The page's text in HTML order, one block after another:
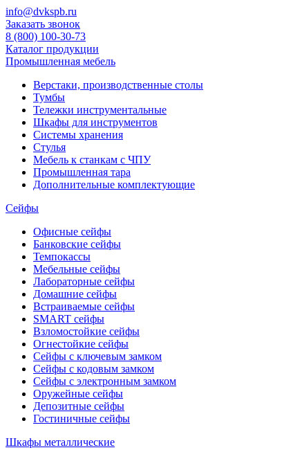
info@dvkspb.ru
Заказать звонок
8 (800) 100-30-73
Каталог продукции
Промышленная мебель
Верстаки, производственные столы
Тумбы
Тележки инструментальные
Шкафы для инструментов
Системы хранения
Стулья
Мебель к станкам с ЧПУ
Промышленная тара
Дополнительные комплектующие
Сейфы
Офисные сейфы
Банковские сейфы
Темпокассы
Мебельные сейфы
Лабораторные сейфы
Домашние сейфы
Встраиваемые сейфы
SMART сейфы
Взломостойкие сейфы
Огнестойкие сейфы
Сейфы с ключевым замком
Сейфы с кодовым замком
Сейфы с электронным замком
Оружейные сейфы
Депозитные сейфы
Гостиничные сейфы
Шкафы металлические